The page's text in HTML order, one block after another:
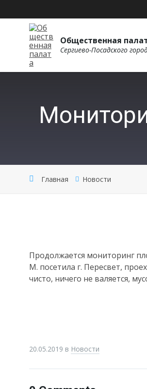
Общественная
Сергиево-Посадского
Главная Новости
Продолжается мониторинг
М. посетила г. Пересвет,
чисто, ничего не валяется,
20.05.2019 в Новости